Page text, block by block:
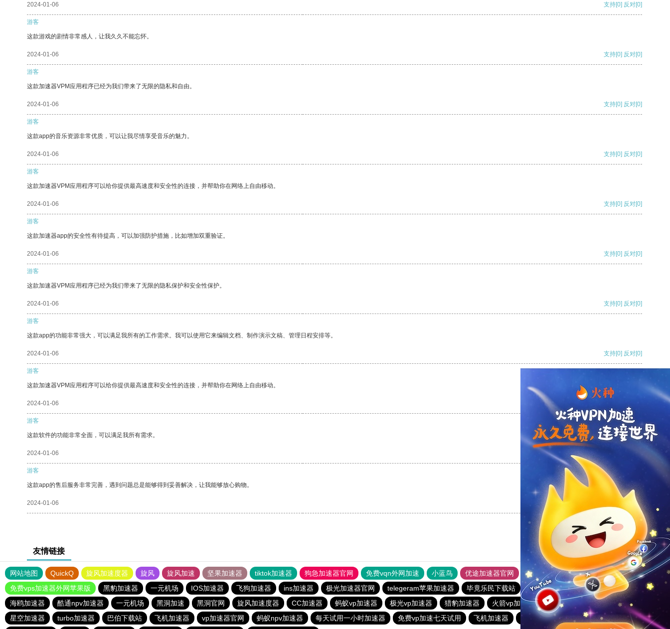
2024-01-06 支持[0] 反对[0]
游客
这款游戏的剧情非常感人，让我久久不能忘怀。
2024-01-06 支持[0] 反对[0]
游客
这款加速器VPM应用程序已经为我们带来了无限的隐私和自由。
2024-01-06 支持[0] 反对[0]
游客
这款app的音乐资源非常优质，可以让我尽情享受音乐的魅力。
2024-01-06 支持[0] 反对[0]
游客
这款加速器VPM应用程序可以给你提供最高速度和安全性的连接，并帮助你在网络上自由移动。
2024-01-06 支持[0] 反对[0]
游客
这款加速器app的安全性有待提高，可以加强防护措施，比如增加双重验证。
2024-01-06 支持[0] 反对[0]
游客
这款加速器VPM应用程序已经为我们带来了无限的隐私保护和安全性保护。
2024-01-06 支持[0] 反对[0]
游客
这款app的功能非常强大，可以满足我所有的工作需求。我可以使用它来编辑文档、制作演示文稿、管理日程安排等。
2024-01-06 支持[0] 反对[0]
游客
这款加速器VPM应用程序可以给你提供最高速度和安全性的连接，并帮助你在网络上自由移动。
2024-01-06
游客
这款软件的功能非常全面，可以满足我所有需求。
2024-01-06 反对
游客
这款app的售后服务非常完善，遇到问题总是能够得到妥善解决，让我能够放心购物。
2024-01-06 反对[0]
友情链接
网站地图 QuickQ 旋风加速度器 旋风 旋风加速 坚果加速器 tiktok加速器 狗急加速器官网 免费vqn外网加速 小蓝鸟 优途加速器官网 风驰加速器 旋风加速器
八戒看书
免费vps加速器外网苹果版
黑豹加速器 一元机场 IOS加速器 飞狗加速器 ins加速器 极光加速器官网 telegeram苹果加速器 毕竟乐民下载站 暴雪加速器
老佛爷加速器
海鸥加速器
酷通npv加速器 一元机场 黑洞加速 黑洞官网 旋风加速度器 CC加速器 蚂蚁vp加速器 极光vp加速器 猎豹加速器 火箭vp加速器官网
免费vqn加速试用
星空加速器
turbo加速器 巴伯下载站 飞机加速器 vp加速器官网 蚂蚁npv加速器 每天试用一小时加速器 免费vp加速七天试用 飞机加速器 黑洞加速官网 快橙加速器
快联加速器